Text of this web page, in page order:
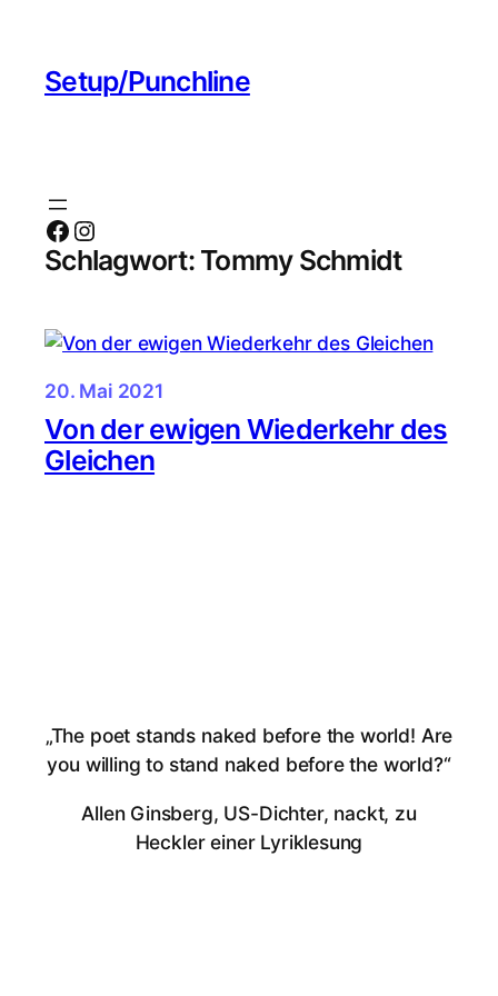
springen
Setup/Punchline
Facebook Instagram
Schlagwort: Tommy Schmidt
20. Mai 2021
Von der ewigen Wiederkehr des
Gleichen
„The poet stands naked before the world! Are
you willing to stand naked before the world?“
Allen Ginsberg, US-Dichter, nackt, zu
Heckler einer Lyriklesung